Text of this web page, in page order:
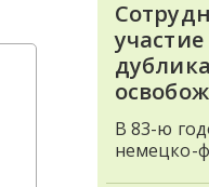
В 83-ю
немецко-